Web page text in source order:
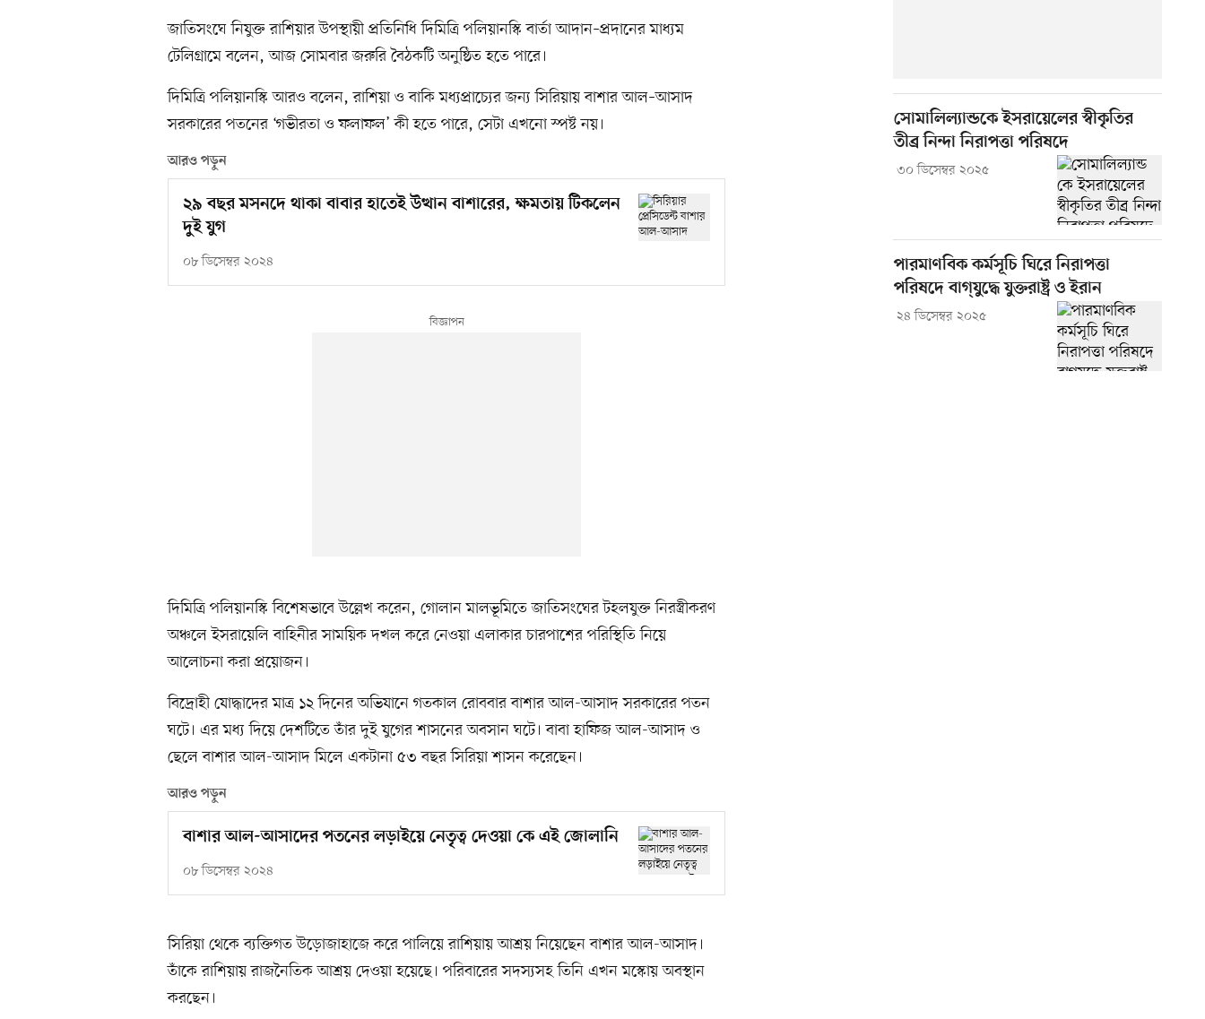
জাতিসংঘে নিযুক্ত রাশিয়ার উপস্থায়ী প্রতিনিধি দিমিত্রি পলিয়ানস্কি বার্তা আদান–প্রদানের মাধ্যম
টেলিগ্রামে বলেন, আজ সোমবার জরুরি বৈঠকটি অনুষ্ঠিত হতে পারে।
দিমিত্রি পলিয়ানস্কি আরও বলেন, রাশিয়া ও বাকি মধ্যপ্রাচ্যের জন্য সিরিয়ায় বাশার আল–আসাদ
সরকারের পতনের ‘গভীরতা ও ফলাফল’ কী হতে পারে, সেটা এখনো স্পষ্ট নয়।
আরও পড়ুন
২৯ বছর মসনদে থাকা বাবার হাতেই উত্থান বাশারের, ক্ষমতায় টিকলেন
দুই যুগ
০৮ ডিসেম্বর ২০২৪
দিমিত্রি পলিয়ানস্কি বিশেষভাবে উল্লেখ করেন, গোলান মালভূমিতে জাতিসংঘের টহলযুক্ত নিরস্ত্রীকরণ
অঞ্চলে ইসরায়েলি বাহিনীর সাময়িক দখল করে নেওয়া এলাকার চারপাশের পরিস্থিতি নিয়ে
আলোচনা করা প্রয়োজন।
বিদ্রোহী যোদ্ধাদের মাত্র ১২ দিনের অভিযানে গতকাল রোববার বাশার আল-আসাদ সরকারের পতন
ঘটে। এর মধ্য দিয়ে দেশটিতে তাঁর দুই যুগের শাসনের অবসান ঘটে। বাবা হাফিজ আল-আসাদ ও
ছেলে বাশার আল-আসাদ মিলে একটানা ৫৩ বছর সিরিয়া শাসন করেছেন।
আরও পড়ুন
বাশার আল-আসাদের পতনের লড়াইয়ে নেতৃত্ব দেওয়া কে এই জোলানি
০৮ ডিসেম্বর ২০২৪
সিরিয়া থেকে ব্যক্তিগত উড়োজাহাজে করে পালিয়ে রাশিয়ায় আশ্রয় নিয়েছেন বাশার আল-আসাদ।
তাঁকে রাশিয়ায় রাজনৈতিক আশ্রয় দেওয়া হয়েছে। পরিবারের সদস্যসহ তিনি এখন মস্কোয় অবস্থান
করছেন।
সোমালিল্যান্ডকে ইসরায়েলের স্বীকৃতির
তীব্র নিন্দা নিরাপত্তা পরিষদে
৩০ ডিসেম্বর ২০২৫
পারমাণবিক কর্মসূচি ঘিরে নিরাপত্তা
পরিষদে বাগ্‌যুদ্ধে যুক্তরাষ্ট্র ও ইরান
২৪ ডিসেম্বর ২০২৫